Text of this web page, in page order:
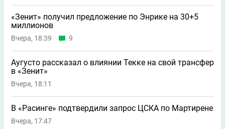
«Зенит» получил предложение по Энрике на 30+5
миллионов
Вчера, 18:39 9
Аугусто рассказал о влиянии Текке на свой трансфер
в «Зенит»
Вчера, 18:11
В «Расинге» подтвердили запрос ЦСКА по Мартирене
Вчера, 17:47